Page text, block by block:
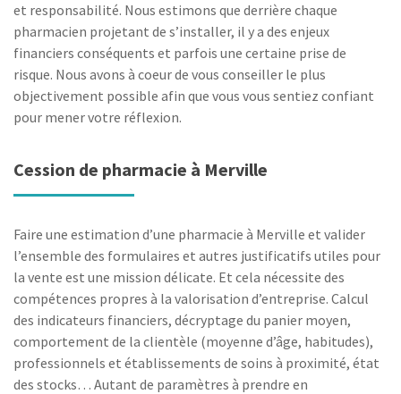
et responsabilité. Nous estimons que derrière chaque
pharmacien projetant de s’installer, il y a des enjeux
financiers conséquents et parfois une certaine prise de
risque. Nous avons à coeur de vous conseiller le plus
objectivement possible afin que vous vous sentiez confiant
pour mener votre réflexion.
Cession de pharmacie à Merville
Faire une estimation d’une pharmacie à Merville et valider
l’ensemble des formulaires et autres justificatifs utiles pour
la vente est une mission délicate. Et cela nécessite des
compétences propres à la valorisation d’entreprise. Calcul
des indicateurs financiers, décryptage du panier moyen,
comportement de la clientèle (moyenne d’âge, habitudes),
professionnels et établissements de soins à proximité, état
des stocks… Autant de paramètres à prendre en